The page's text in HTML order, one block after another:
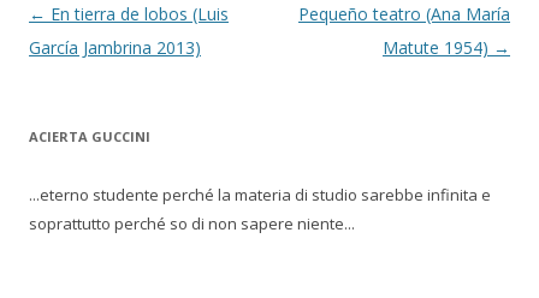
Navegación de entradas
← En tierra de lobos (Luis
García Jambrina 2013)
Pequeño teatro (Ana María
Matute 1954) →
ACIERTA GUCCINI
...eterno studente perché la materia di studio sarebbe infinita e
soprattutto perché so di non sapere niente...